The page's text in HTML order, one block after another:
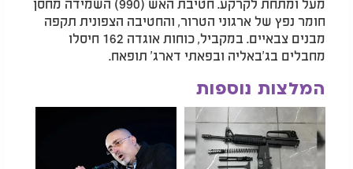
חומר נפץ של ארגוני הטרור, והחטיבה הצפונית תקפה
מבנים צבאיים. במקביל, כוחות אוגדה 162 חיסלו
מחבלים בג'באליה ובפאתי דארג' תופאח.
המלצות נוספות